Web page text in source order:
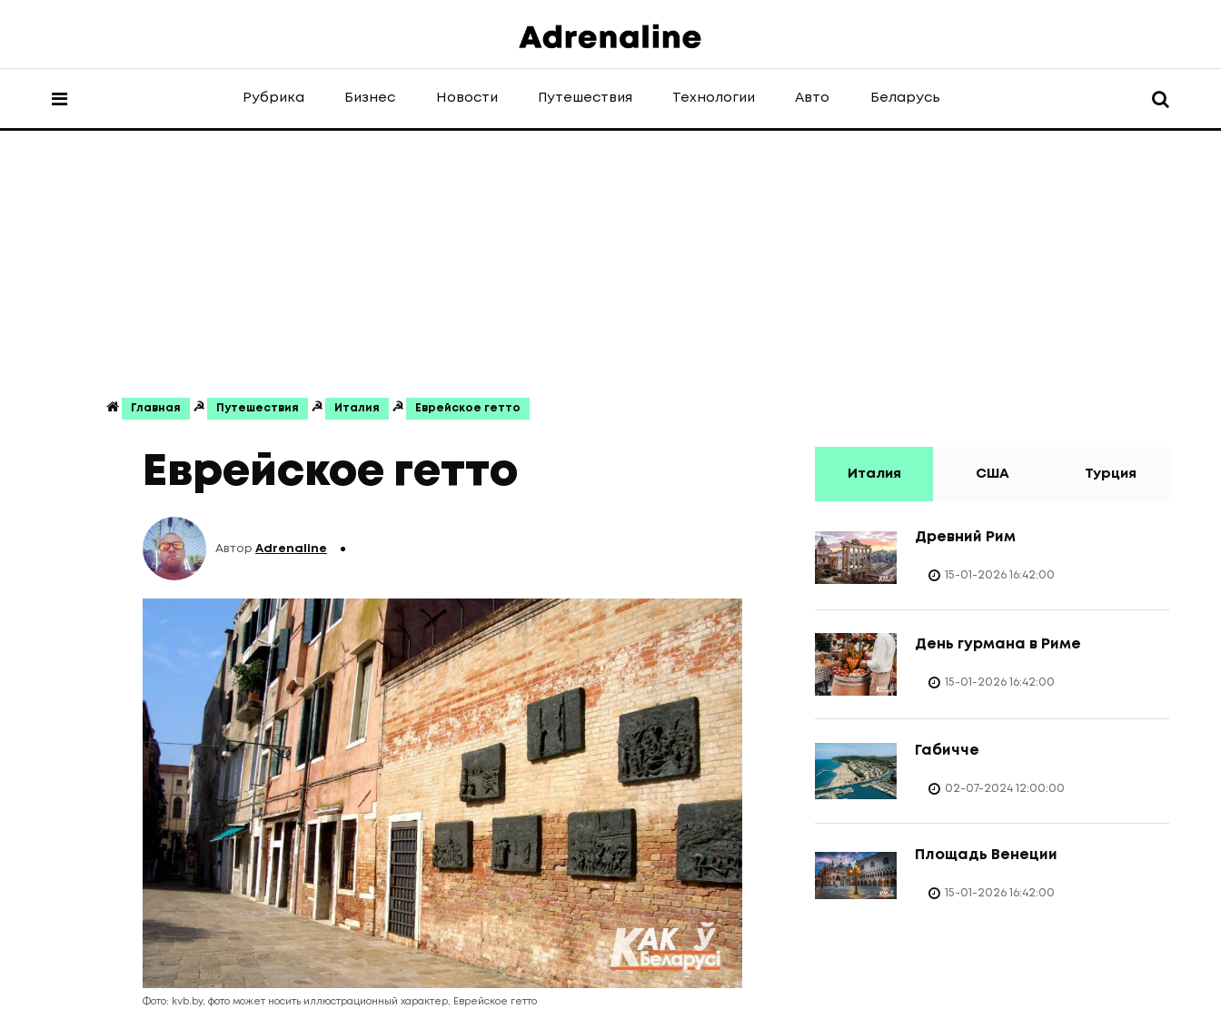
Рубрика Бизнес Новости Путешествия Технологии Авто Беларусь
Главная ☭ Путешествия ☭ Италия ☭ Еврейское гетто
Еврейское гетто
Автор Adrenaline
Фото: kvb.by, фото может носить иллюстрационный характер, Еврейское гетто
Италия США Турция
Древний Рим
15-01-2026 16:42:00
День гурмана в Риме
15-01-2026 16:42:00
Габичче
02-07-2024 12:00:00
Площадь Венеции
15-01-2026 16:42:00